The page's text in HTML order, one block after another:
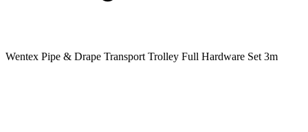
Wentex Pipe & Drape Transport Trolley Full Hardware Set 3m